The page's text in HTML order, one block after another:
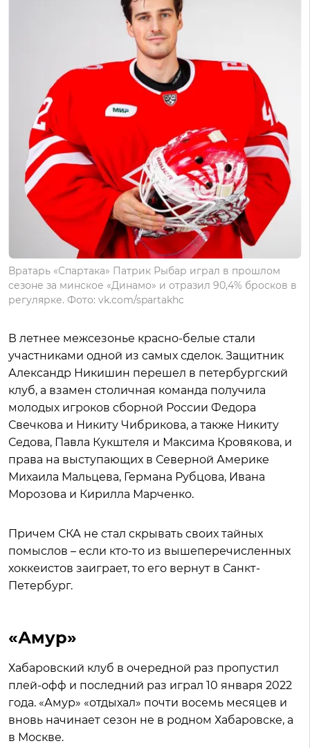
Вратарь «Спартака» Патрик Рыбар играл в прошлом
сезоне за минское «Динамо» и отразил 90,4% бросков в
регулярке. Фото: vk.com/spartakhc
В летнее межсезонье красно-белые стали
участниками одной из самых сделок. Защитник
Александр Никишин перешел в петербургский
клуб, а взамен столичная команда получила
молодых игроков сборной России Федора
Свечкова и Никиту Чибрикова, а также Никиту
Седова, Павла Кукштеля и Максима Кровякова, и
права на выступающих в Северной Америке
Михаила Мальцева, Германа Рубцова, Ивана
Морозова и Кирилла Марченко.
Причем СКА не стал скрывать своих тайных
помыслов – если кто-то из вышеперечисленных
хоккеистов заиграет, то его вернут в Санкт-
Петербург.
«Амур»
Хабаровский клуб в очередной раз пропустил
плей-офф и последний раз играл 10 января 2022
года. «Амур» «отдыхал» почти восемь месяцев и
вновь начинает сезон не в родном Хабаровске, а
в Москве.